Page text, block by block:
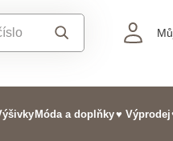
Móda a doplňky♥ Výprodej